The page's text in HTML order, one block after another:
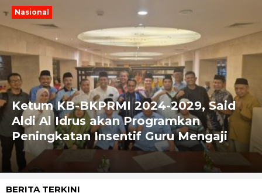
Nasional
Ketum KB-BKPRMI 2024-2029, Said
Aldi Al Idrus akan Programkan
Peningkatan Insentif Guru Mengaji
Previous
BERITA TERKINI